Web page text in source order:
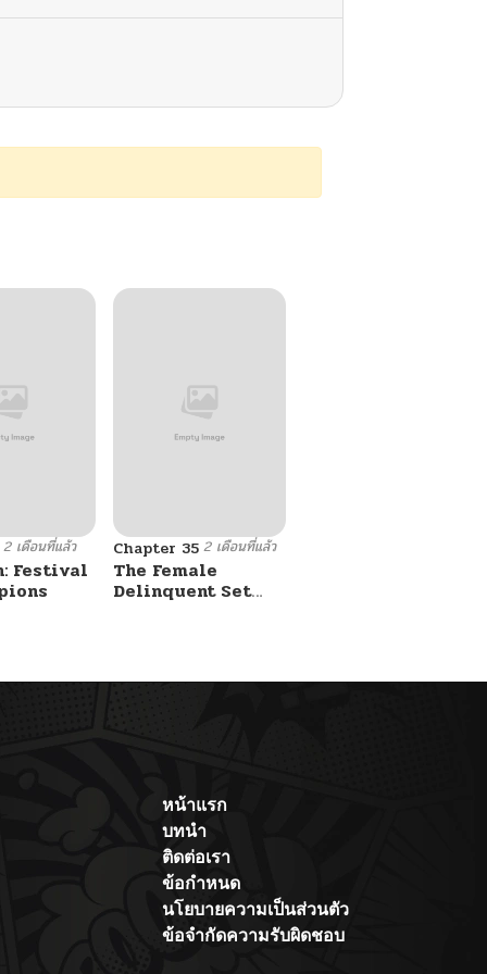
2 เดือนที่แล้ว
Festival
Chapter 35 2 เดือนที่แล้ว
The Female
Delinquent Set
หน้าแรก
บทนำ
ติดต่อเรา
ข้อกำหนด
นโยบายความเป็นส่วนตัว
ข้อจำกัดความรับผิดชอบ